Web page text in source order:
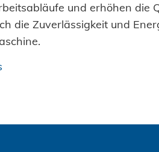
und erhöhen die
die Zuverlässigkeit und